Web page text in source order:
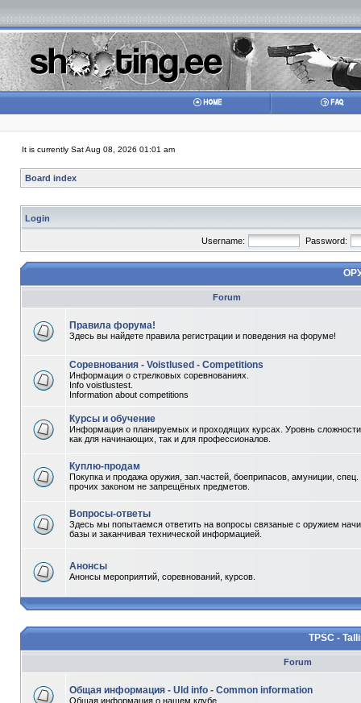
It is currently Sat Aug 08, 2026 01:01 am
Board index
Login
Username: Password:
Forum
Правила форума!
Здесь вы найдете правила регистрации и поведения на форуме!
Соревнования - Voistlused - Competitions
Информация о стрелковых соревнованиях.
Info voistlustest.
Information about competitions
Курсы и обучение
Информация о планируемых и проходящих курсах. Уровнь
как для начинающих, так и для профессионалов.
Куплю-продам
Покупка и продажа оружия, зап.частей, боеприпасов, амуниции, спец.
прочих законом не запрещёных предметов.
Вопросы-ответы
Здесь мы попытаемся ответить на вопросы связаные с оружием
базы и заканчивая технической информацией.
Анонсы
Анонсы мероприятий, соревнований, курсов.
TPSC -
Forum
Общая информация - Uld info - Common information
Общая информация о нашем клубе.